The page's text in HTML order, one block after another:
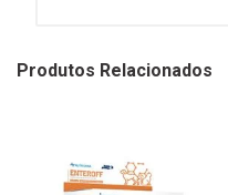
Produtos Relacionados